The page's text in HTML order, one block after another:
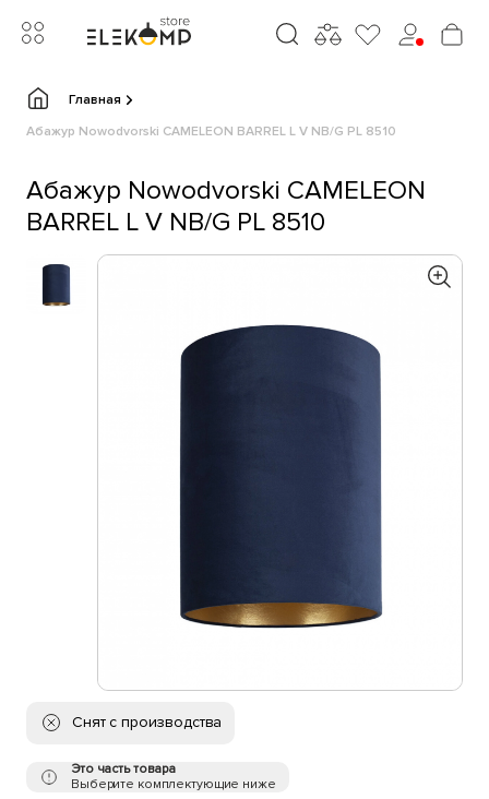
Главная
Абажур Nowodvorski CAMELEON BARREL L V NB/G PL 8510
Абажур Nowodvorski CAMELEON
BARREL L V NB/G PL 8510
Снят с производства
Это часть товара
Выберите комплектующие ниже